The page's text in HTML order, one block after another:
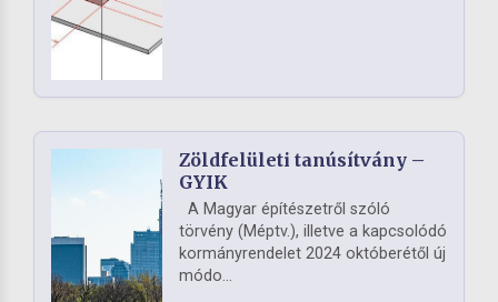
Zöldfelületi tanúsítvány –
GYIK
A Magyar építészetről szóló
törvény (Méptv.), illetve a kapcsolódó
kormányrendelet 2024 októberétől új
módo...